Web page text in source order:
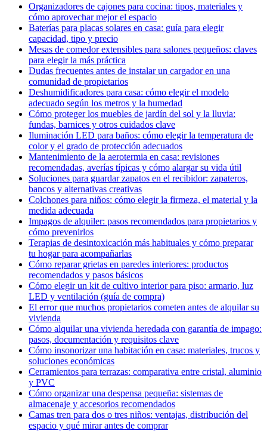
Organizadores de cajones para cocina: tipos, materiales y
cómo aprovechar mejor el espacio
Baterías para placas solares en casa: guía para elegir
capacidad, tipo y precio
Mesas de comedor extensibles para salones pequeños: claves
para elegir la más práctica
Dudas frecuentes antes de instalar un cargador en una
comunidad de propietarios
Deshumidificadores para casa: cómo elegir el modelo
adecuado según los metros y la humedad
Cómo proteger los muebles de jardín del sol y la lluvia:
fundas, barnices y otros cuidados clave
Iluminación LED para baños: cómo elegir la temperatura de
color y el grado de protección adecuados
Mantenimiento de la aerotermia en casa: revisiones
recomendadas, averías típicas y cómo alargar su vida útil
Soluciones para guardar zapatos en el recibidor: zapateros,
bancos y alternativas creativas
Colchones para niños: cómo elegir la firmeza, el material y la
medida adecuada
Impagos de alquiler: pasos recomendados para propietarios y
cómo prevenirlos
Terapias de desintoxicación más habituales y cómo preparar
tu hogar para acompañarlas
Cómo reparar grietas en paredes interiores: productos
recomendados y pasos básicos
Cómo elegir un kit de cultivo interior para piso: armario, luz
LED y ventilación (guía de compra)
El error que muchos propietarios cometen antes de alquilar su
vivienda
Cómo alquilar una vivienda heredada con garantía de impago:
pasos, documentación y requisitos clave
Cómo insonorizar una habitación en casa: materiales, trucos y
soluciones económicas
Cerramientos para terrazas: comparativa entre cristal, aluminio
y PVC
Cómo organizar una despensa pequeña: sistemas de
almacenaje y accesorios recomendados
Camas tren para dos o tres niños: ventajas, distribución del
espacio y qué mirar antes de comprar